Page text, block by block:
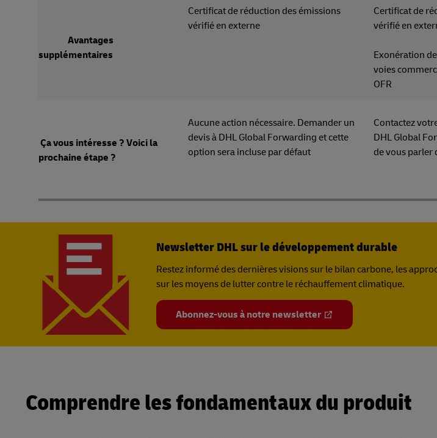
Avantages
supplémentaires
Certificat de réduction des émissions
vérifié en externe
Certificat de
vérifié en
Exonération
voies
OFR
Ça vous intéresse ? Voici la
prochaine étape ?
Aucune action nécessaire. Demander un
devis à DHL Global Forwarding et cette
option sera incluse par défaut
Contactez
DHL Global
de vous
Newsletter DHL sur le développement durable
Restez informé des dernières visions sur le bilan carbone, les
sur les moyens de lutter contre le réchauffement climatique.
Abonnez-vous à notre newsletter
Comprendre les fondamentaux du produit